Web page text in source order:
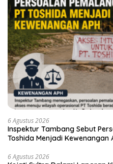
6 Agustus 2026
Inspektur Tambang Sebut
Toshida Menjadi Kewenangan
6 Agustus 2026